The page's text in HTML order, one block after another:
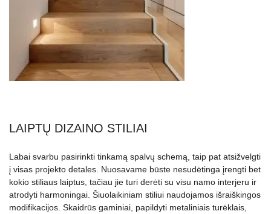
LAIPTŲ DIZAINO STILIAI
Labai svarbu pasirinkti tinkamą spalvų schemą, taip pat atsižvelgti
į visas projekto detales. Nuosavame būste nesudėtinga įrengti bet
kokio stiliaus laiptus, tačiau jie turi derėti su visu namo interjeru ir
atrodyti harmoningai. Šiuolaikiniam stiliui naudojamos išraiškingos
modifikacijos. Skaidrūs gaminiai, papildyti metaliniais turėklais,